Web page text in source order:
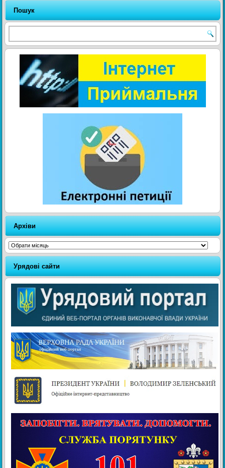
Пошук
Архіви
Архіви
Урядові сайти